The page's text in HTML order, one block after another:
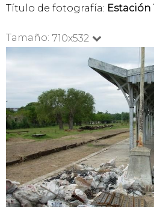
Título de fotografía: Estación
Tamaño: 710x532 